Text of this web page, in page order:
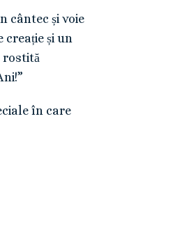
cântec și voie
și un
rostită
în care